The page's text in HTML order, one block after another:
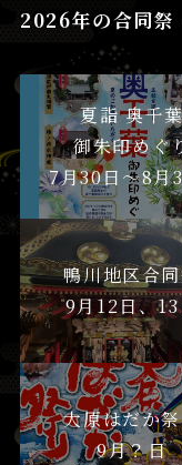
2026年の合同祭
夏詣 奥千
御朱印めぐ
7月30日〜8月
鴨川地区合
9月12日、
大原はだか
9月？日